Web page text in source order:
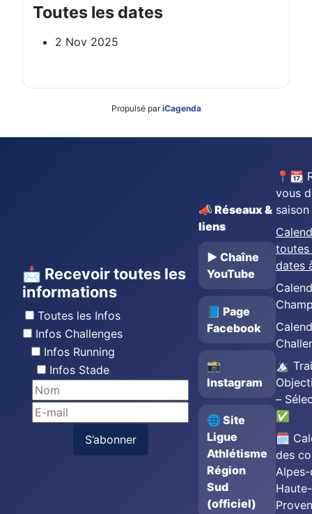
Toutes les dates
2 Nov 2025
Propulsé pariCagenda
📩 Recevoir toutes les
informations
Toutes les Infos
Infos Challenges
Infos Running
Infos Stade
S’abonner
📣 Réseaux &
liens
▶️ Chaîne
YouTube
📘 Page
Facebook
📸
Instagram
🌐 Site
Ligue
Athlétisme
Région
Sud
(officiel)
📍📆
vous
saison
toutes
dates
🏔️
–
✅
🗓️
des
Haute-